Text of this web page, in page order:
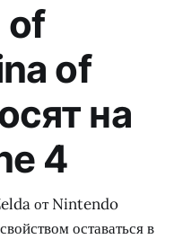
of
of
на
4
от Nintendo
оставаться в